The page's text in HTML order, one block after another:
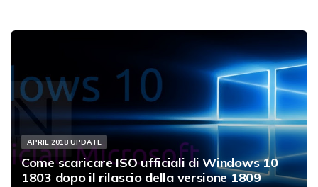
APRIL 2018 UPDATE
Come scaricare ISO ufficiali di Windows 10
1803 dopo il rilascio della versione 1809